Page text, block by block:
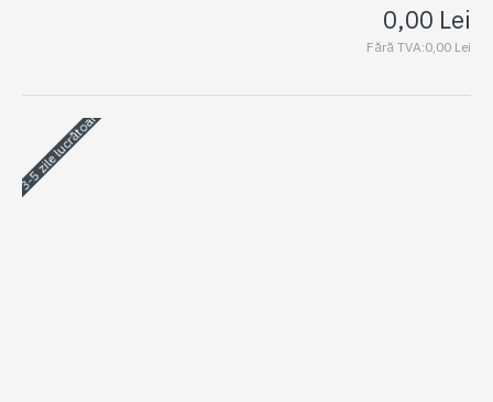
0,00 Lei
Fără TVA:0,00 Lei
3-5 zile lucrătoare